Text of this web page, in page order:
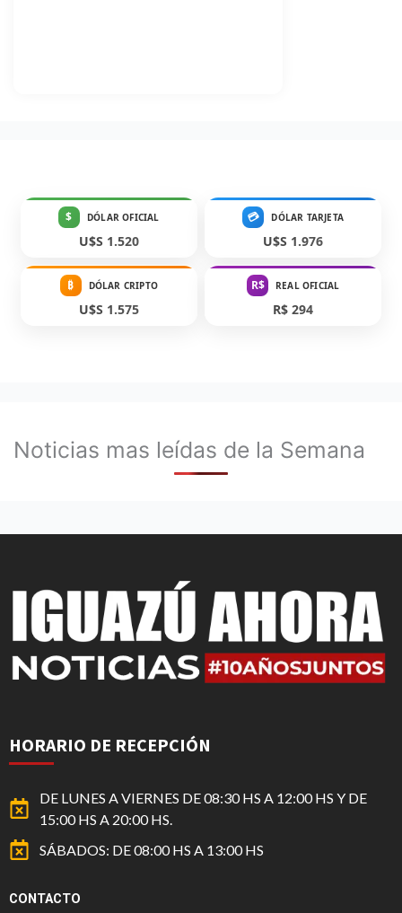
$ DÓLAR OFICIAL
U$S 1.520
💳 DÓLAR TARJETA
U$S 1.976
₿ DÓLAR CRIPTO
U$S 1.575
R$ REAL OFICIAL
R$ 294
Noticias mas leídas de la Semana
HORARIO DE RECEPCIÓN
DE LUNES A VIERNES DE 08:30 HS A 12:00 HS Y DE
15:00 HS A 20:00 HS.
SÁBADOS: DE 08:00 HS A 13:00 HS
CONTACTO